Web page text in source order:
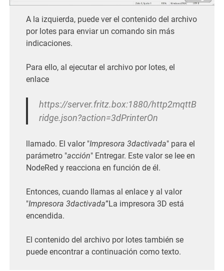
A la izquierda, puede ver el contenido del archivo
por lotes para enviar un comando sin más
indicaciones.
Para ello, al ejecutar el archivo por lotes, el
enlace
https://server.fritz.box:1880/http2mqttB
ridge.json?action=3dPrinterOn
llamado. El valor "Impresora 3dactivada" para el
parámetro "acción" Entregar. Este valor se lee en
NodeRed y reacciona en función de él.
Entonces, cuando llamas al enlace y al valor
"Impresora 3dactivada”La impresora 3D está
encendida.
El contenido del archivo por lotes también se
puede encontrar a continuación como texto.